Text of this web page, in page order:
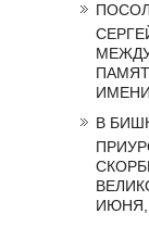
В
ИЮНЯ,